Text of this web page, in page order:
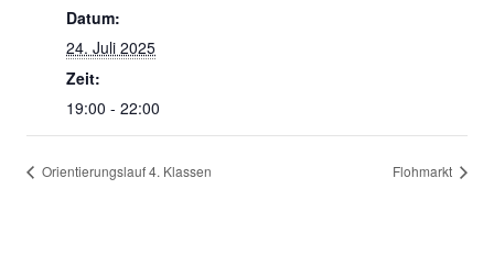
Datum:
24. Juli 2025
Zeit:
19:00 - 22:00
Orientierungslauf 4. Klassen Flohmarkt